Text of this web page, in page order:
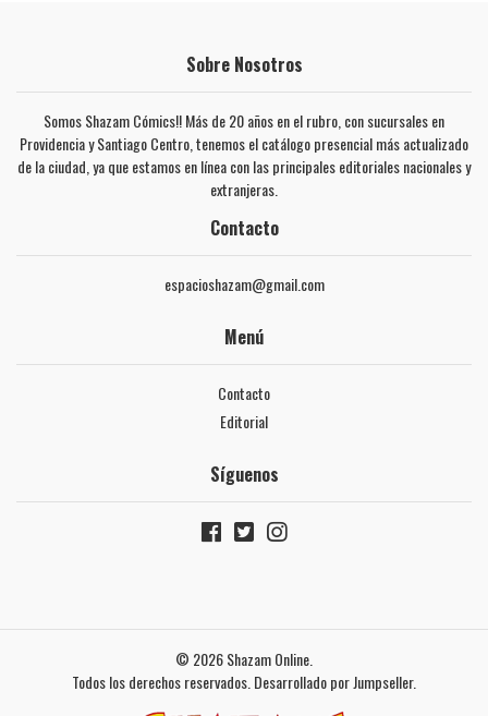
Sobre Nosotros
Somos Shazam Cómics!! Más de 20 años en el rubro, con sucursales en
Providencia y Santiago Centro, tenemos el catálogo presencial más actualizado
de la ciudad, ya que estamos en línea con las principales editoriales nacionales y
extranjeras.
Contacto
espacioshazam@gmail.com
Menú
Contacto
Editorial
Síguenos
© 2026 Shazam Online.
Todos los derechos reservados. Desarrollado por Jumpseller.